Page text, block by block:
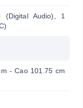
(Digital Audio), 1
- Cao 101.75 cm